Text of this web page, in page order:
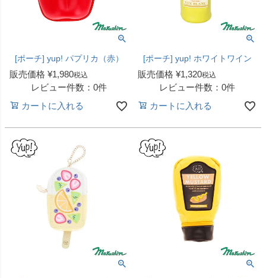
[ポーチ] yup! パプリカ（赤）
販売価格 ¥1,980税込
レビュー件数：0件
カートに入れる
[ポーチ] yup! ホワイトワイン
販売価格 ¥1,320税込
レビュー件数：0件
カートに入れる